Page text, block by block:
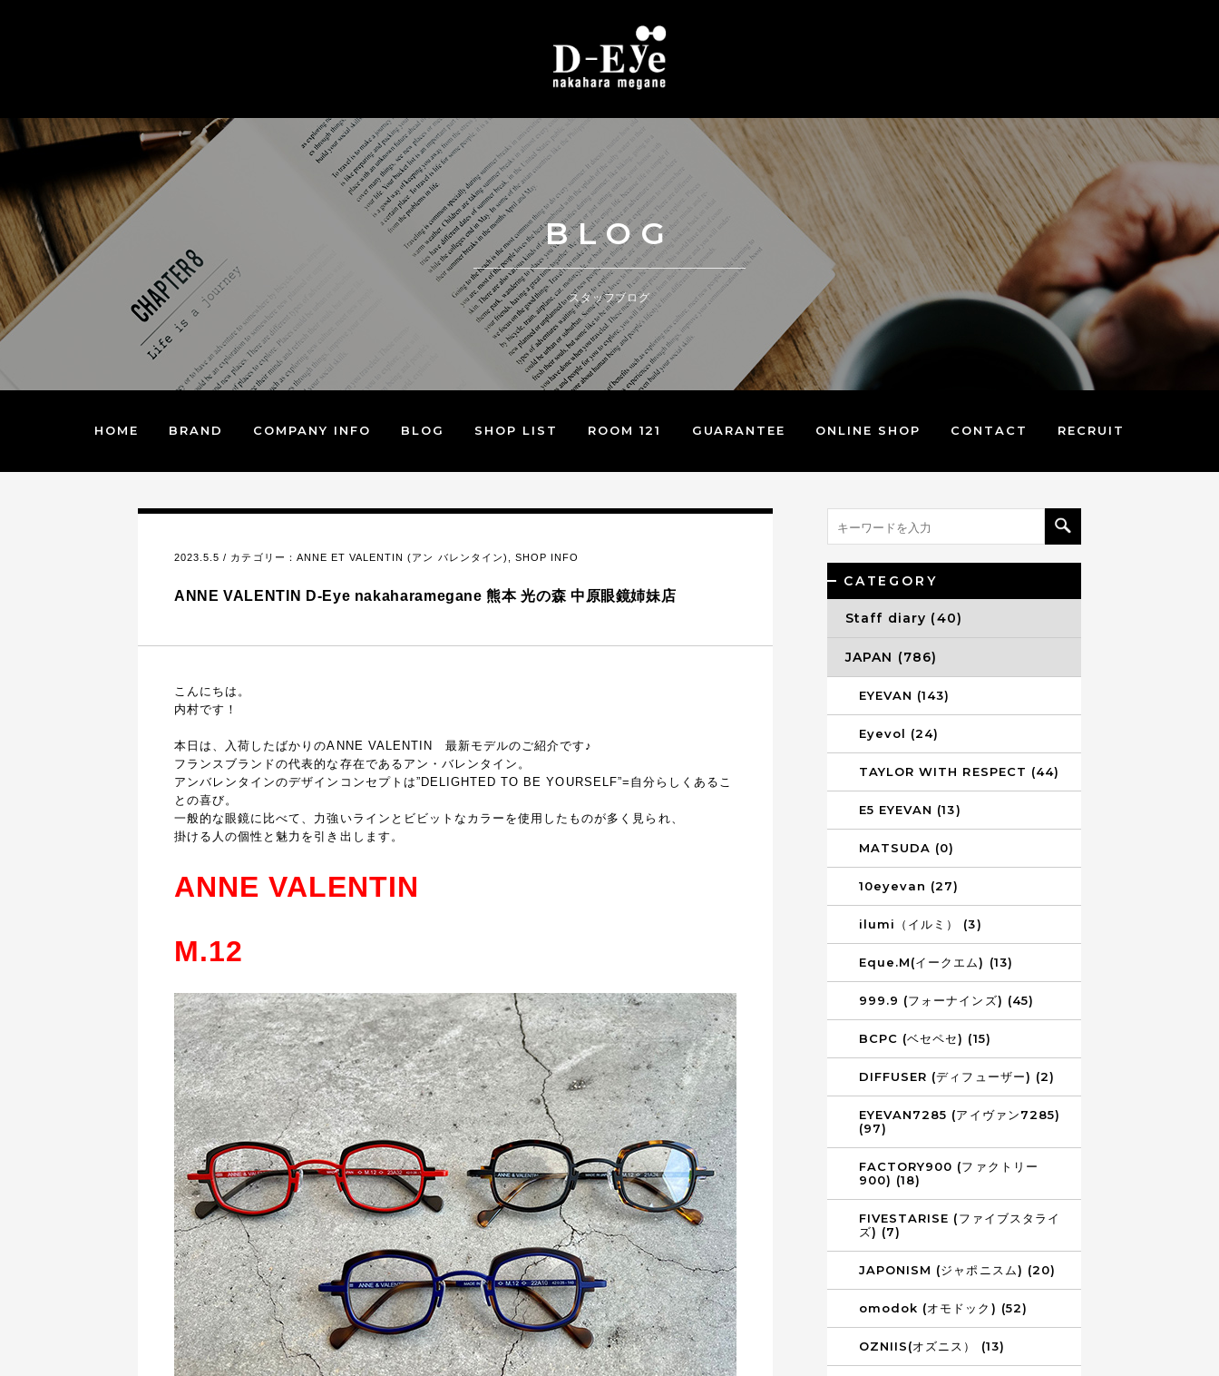
BLOG
スタッフブログ
HOME BRAND COMPANY INFO BLOG SHOP LIST ROOM 121 GUARANTEE ONLINE SHOP CONTACT RECRUIT
2023.5.5 / カテゴリー： ANNE ET VALENTIN (アン バレンタイン) SHOP INFO
ANNE VALENTIN D-Eye nakaharamegane 熊本 光の森 中原眼鏡姉妹店
こんにちは。
内村です！
本日は、入荷したばかりのANNE VALENTIN 最新モデルのご紹介です♪
フランスブランドの代表的な存在であるアン・バレンタイン。
アンバレンタインのデザインコンセプトは”DELIGHTED TO BE YOURSELF”=自分らしくあるこ
との喜び。
一般的な眼鏡に比べて、力強いラインとビビットなカラーを使用したものが多く見られ、
掛ける人の個性と魅力を引き出します。
ANNE VALENTIN
M.12
CATEGORY
Staff diary (40)
JAPAN (786)
EYEVAN (143)
Eyevol (24)
TAYLOR WITH RESPECT (44)
E5 EYEVAN (13)
MATSUDA (0)
10eyevan (27)
ilumi（イルミ） (3)
Eque.M(イークエム) (13)
999.9 (フォーナインズ) (45)
BCPC (ベセペセ) (15)
DIFFUSER (ディフューザー) (2)
EYEVAN7285 (アイヴァン7285)
(97)
FACTORY900 (ファクトリー
900) (18)
FIVESTARISE (ファイブスタライ
ズ) (7)
JAPONISM (ジャポニスム) (20)
omodok (オモドック) (52)
OZNIIS(オズニス） (13)